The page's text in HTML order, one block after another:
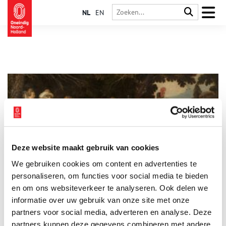
Deze website maakt gebruik van cookies
We gebruiken cookies om content en advertenties te
personaliseren, om functies voor social media te bieden
en om ons websiteverkeer te analyseren. Ook delen we
informatie over uw gebruik van onze site met onze
partners voor social media, adverteren en analyse. Deze
partners kunnen deze gegevens combineren met andere
NL EN
In elke supermarkt en slijterij kun je kiezen uit verschillende
soorten wijn, afkomstig uit landen van over de hele wereld. Dit
uitgebreide assortiment hebben we te danken aan onze
eeuwenlange omgang met wijn. Onze liefde voor de
alcoholische druivendrank is diepgeworteld en terug te leiden
naar de Romeinse tijd. Om aan de grote vraag te voldoen
ontstond er in de zeventiende eeuw een bloeiende handel in